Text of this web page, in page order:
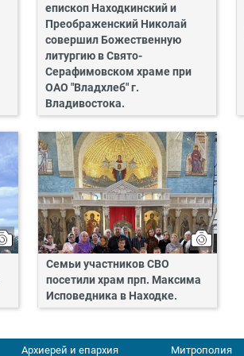
епископ Находкинский и
Преображенский Николай
совершил Божественную
литургию в Свято-
Серафимовском храме при
ОАО "Владхлеб" г.
Владивостока.
Семьи участников СВО
посетили храм прп. Максима
Исповедника в Находке.
Архиерей и епархия Митрополия